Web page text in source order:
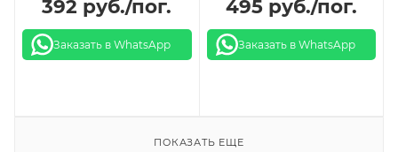
392 руб./пог.
Заказать в WhatsApp
495руб./пог.
Заказать в WhatsApp
ПОКАЗАТЬ ЕЩЕ